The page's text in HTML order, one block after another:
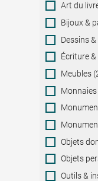
Art du
Bijoux &
Dessins
Écriture
Meubles
Objets
Objets
Outils &